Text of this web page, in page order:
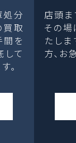
処分
取
間を
して
。
店頭ま
その場
たし
方、お